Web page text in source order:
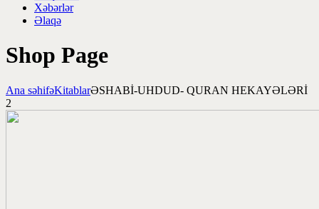
Xəbərlər
Əlaqə
Shop Page
Ana səhifəKitablarƏSHABİ-UHDUD- QURAN HEKAYƏLƏRİ
2